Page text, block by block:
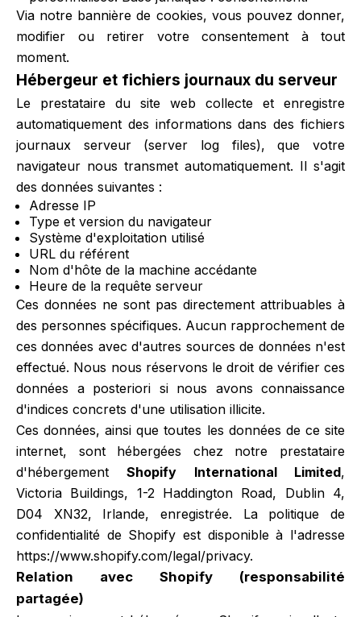
Via notre bannière de cookies, vous pouvez donner,
modifier ou retirer votre consentement à tout
moment.
Hébergeur et fichiers journaux du serveur
Le prestataire du site web collecte et enregistre
automatiquement des informations dans des fichiers
journaux serveur (server log files), que votre
navigateur nous transmet automatiquement. Il s'agit
des données suivantes :
Adresse IP
Type et version du navigateur
Système d'exploitation utilisé
URL du référent
Nom d'hôte de la machine accédante
Heure de la requête serveur
Ces données ne sont pas directement attribuables à
des personnes spécifiques. Aucun rapprochement de
ces données avec d'autres sources de données n'est
effectué. Nous nous réservons le droit de vérifier ces
données a posteriori si nous avons connaissance
d'indices concrets d'une utilisation illicite.
Ces données, ainsi que toutes les données de ce site
internet, sont hébergées chez notre prestataire
d'hébergementShopify International Limited,
Victoria Buildings, 1-2 Haddington Road, Dublin 4,
D04 XN32, Irlande, enregistrée. La politique de
confidentialité de Shopify est disponible à l'adresse
https://www.shopify.com/legal/privacy.
Relation avec Shopify (responsabilité
partagée)